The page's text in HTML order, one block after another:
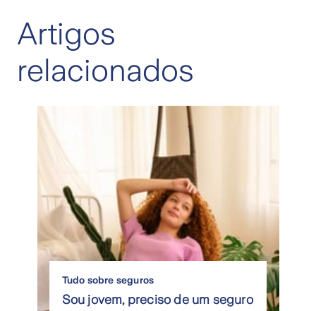
Artigos
relacionados
Tudo sobre seguros
Sou jovem, preciso de um seguro